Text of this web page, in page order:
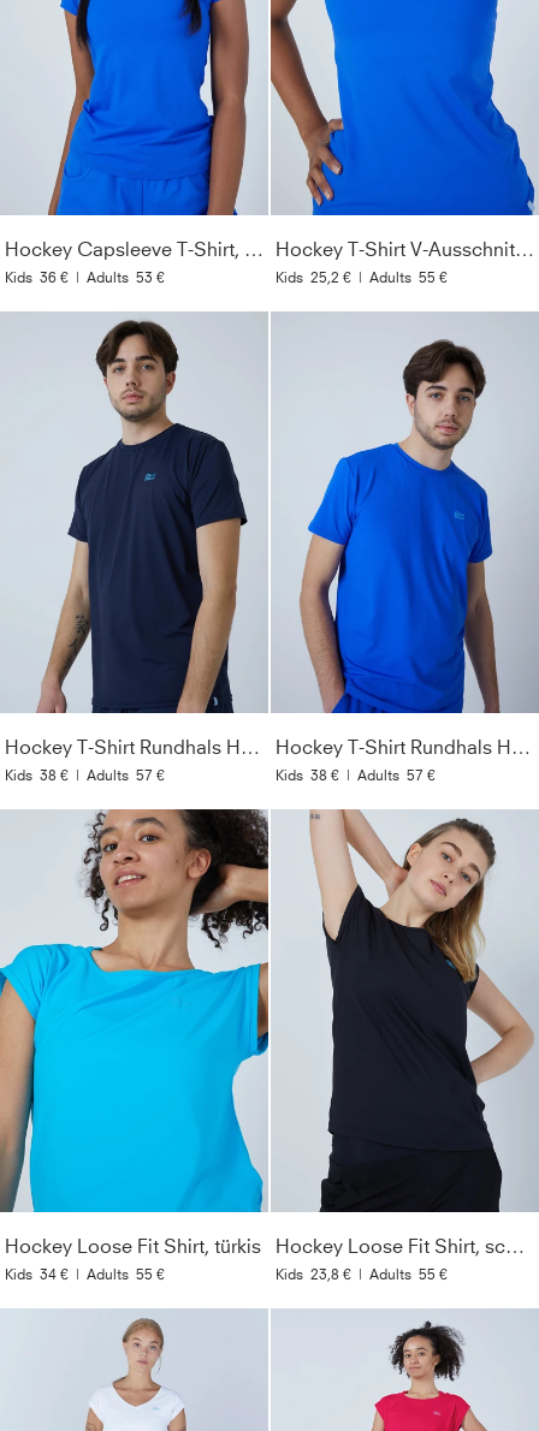
Hockey Capsleeve T-Shirt, kobaltblau
Kids 36 € | Adults 53 €
Hockey T-Shirt V-Ausschnitt Damen & Mädchen, kobaltblau
Kids 25,2 € | Adults 55 €
Hockey T-Shirt Rundhals Herren & Jungen, navy blau
Kids 38 € | Adults 57 €
Hockey T-Shirt Rundhals Herren & Jungen, kobaltblau
Kids 38 € | Adults 57 €
Hockey Loose Fit Shirt, türkis
Kids 34 € | Adults 55 €
Hockey Loose Fit Shirt, schwarz
Kids 23,8 € | Adults 55 €